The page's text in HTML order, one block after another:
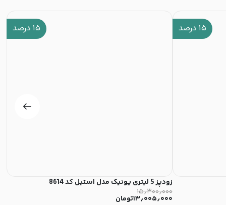
۱۵ درصد ۱۵ درصد
زودپز 5 لیتری یونیک مدل استیل کد 8614
۱۵٫۳۰۰٫۰۰۰
۱۳٫۰۰۵٫۰۰۰تومان